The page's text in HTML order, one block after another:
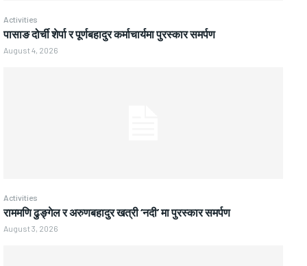
Activities
पासाङ दोर्ची शेर्पा र पूर्णबहादुर कर्माचार्यमा पुरस्कार समर्पण
August 4, 2026
Activities
राममणि ढुङ्गेल र अरुणबहादुर खत्री ‘नदी’ मा पुरस्कार समर्पण
August 3, 2026